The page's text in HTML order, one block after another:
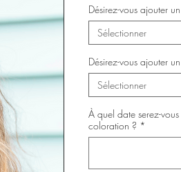
Désirez-vous ajouter
Sélectionner
Désirez-vous ajouter
Sélectionner
À quel date serez-
coloration ? *